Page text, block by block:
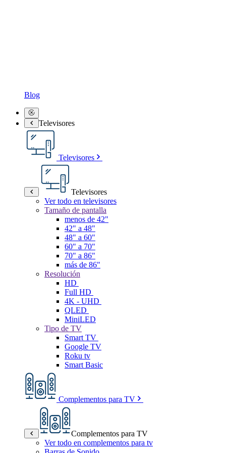
Blog
Televisores
Televisores
Televisores
Ver todo en televisores
Tamaño de pantalla
menos de 42"
42" a 48"
48" a 60"
60" a 70"
70" a 86"
más de 86"
Resolución
HD
Full HD
4K - UHD
QLED
MiniLED
Tipo de TV
Smart TV
Google TV
Roku tv
Smart Basic
Complementos para TV
Complementos para TV
Ver todo en complementos para tv